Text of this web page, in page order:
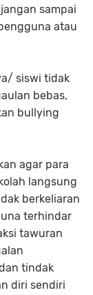
sampai
atau
siswi tidak
bebas,
bullying
agar para
langsung
berkeliaran
terhindar
tawuran
tindak
diri sendiri